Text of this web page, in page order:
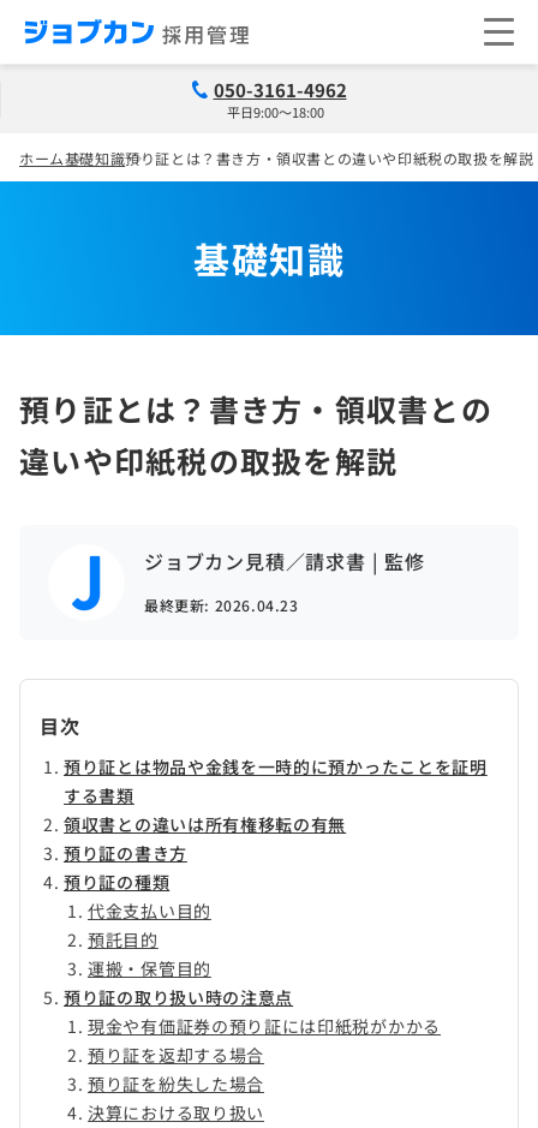
050-3161-4962
平日9:00～18:00
ホーム基礎知識預り証とは？書き方・領収書との違いや印紙税の取扱を解説
基礎知識
預り証とは？書き方・領収書との
違いや印紙税の取扱を解説
ジョブカン見積／請求書 | 監修
最終更新: 2026.04.23
目次
預り証とは物品や金銭を一時的に預かったことを証明
する書類
領収書との違いは所有権移転の有無
預り証の書き方
預り証の種類
代金支払い目的
預託目的
運搬・保管目的
預り証の取り扱い時の注意点
現金や有価証券の預り証には印紙税がかかる
預り証を返却する場合
預り証を紛失した場合
決算における取り扱い